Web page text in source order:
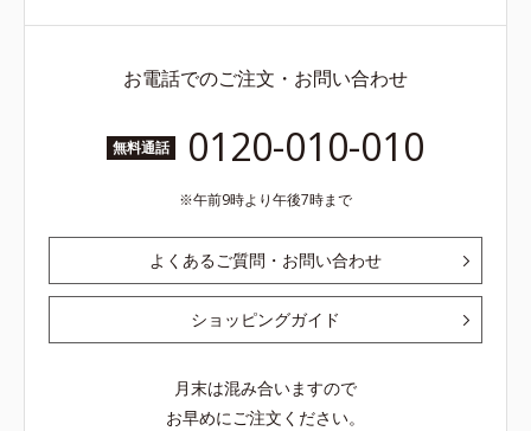
お電話でのご注文・お問い合わせ
無料通話 0120-010-010
午前9時より午後7時まで
よくあるご質問・お問い合わせ
ショッピングガイド
月末は混み合いますので
お早めにご注文ください。